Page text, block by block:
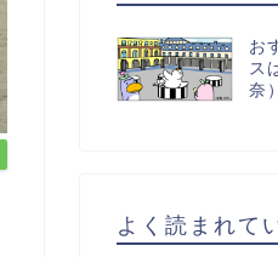
お
ス
奈）
よく読まれて